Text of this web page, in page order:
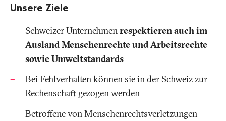
Unsere Ziele
Schweizer Unternehmenrespektieren auch im
Ausland Menschenrechte und Arbeitsrechte
sowie Umweltstandards
Bei Fehlverhalten können sie in der Schweiz zur
Rechenschaft gezogen werden
Betroffene von Menschenrechtsverletzungen